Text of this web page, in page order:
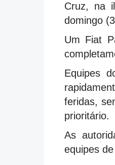
Cruz, na
domingo
Um Fiat
Equipes
feridas,
prioritário.
As
equipes